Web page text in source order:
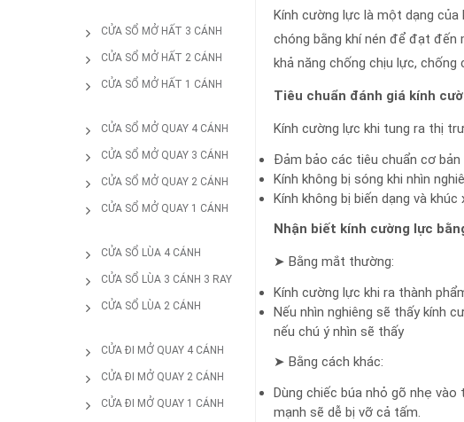
CỬA SỔ MỞ HẤT 3 CÁNH
CỬA SỔ MỞ HẤT 2 CÁNH
CỬA SỔ MỞ HẤT 1 CÁNH
CỬA SỔ MỞ QUAY 4 CÁNH
CỬA SỔ MỞ QUAY 3 CÁNH
CỬA SỔ MỞ QUAY 2 CÁNH
CỬA SỔ MỞ QUAY 1 CÁNH
CỬA SỔ LÙA 4 CÁNH
CỬA SỔ LÙA 3 CÁNH 3 RAY
CỬA SỔ LÙA 2 CÁNH
CỬA ĐI MỞ QUAY 4 CÁNH
CỬA ĐI MỞ QUAY 2 CÁNH
CỬA ĐI MỞ QUAY 1 CÁNH
Kính cường lực là một dạng
chóng bằng khí nén để đạt
khả năng chống chịu lực,
Tiêu chuẩn đánh giá kính
Kính cường lực khi tung ra thị
Đảm bảo các tiêu chuẩn cơ bản
Kính không bị sóng khi nhìn
Kính không bị biến dạng và
Nhận biết kính cường lực
➤ Bằng mắt thường:
Kính cường lực khi ra thành
Nếu nhìn nghiêng sẽ thấy kính
nếu chú ý nhìn sẽ thấy
➤ Bằng cách khác:
Dùng chiếc búa nhỏ gõ nhẹ
mạnh sẽ dễ bị vỡ cả tấm.